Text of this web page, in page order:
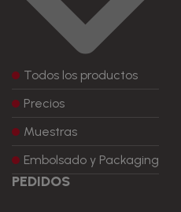
Todos los productos
Precios
Muestras
Embolsado y Packaging
PEDIDOS